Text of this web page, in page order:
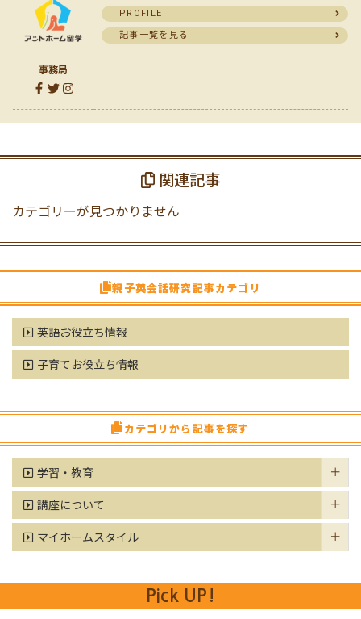
事務局
PROFILE
記事一覧を見る
関連記事
カテゴリーが見つかりません
親子英会話研究記事カテゴリ
英語お役立ち情報
子育てお役立ち情報
カテゴリから記事を探す
学習・教育
講座について
マイホームスタイル
Pick UP!